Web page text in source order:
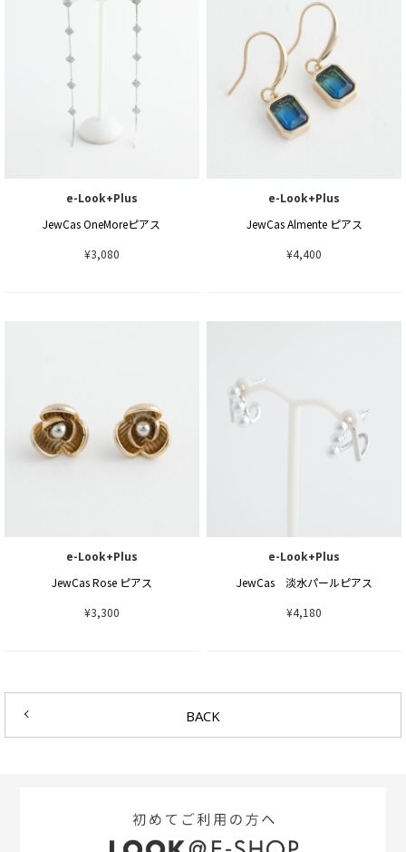
e-Look+Plus
JewCas OneMoreピアス
¥3,080
e-Look+Plus
JewCas Almente ピアス
¥4,400
e-Look+Plus
JewCas Rose ピアス
¥3,300
e-Look+Plus
JewCas 淡水パールピアス
¥4,180
BACK